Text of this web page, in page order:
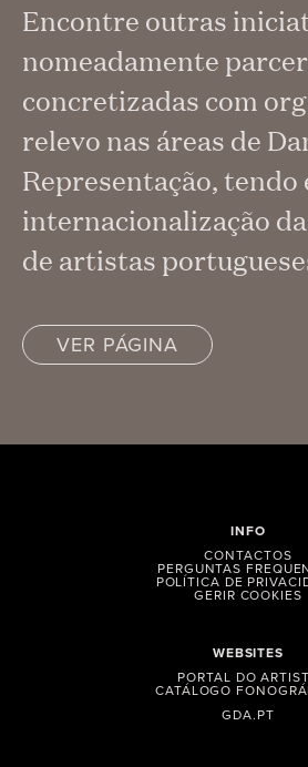
Encontre outras
nomeadamente
concretizadas com
relevo nas áreas de
Representação, tendo
internacionalização
de artistas
VER PÁGINA
WEBSITES
PORTAL DO
CATÁLOGO
GDA.PT
INFO
CONTACTOS
PERGUNTAS
POLÍTICA DE
GERIR COOKIES